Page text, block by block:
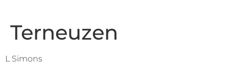
Terneuzen
L Simons